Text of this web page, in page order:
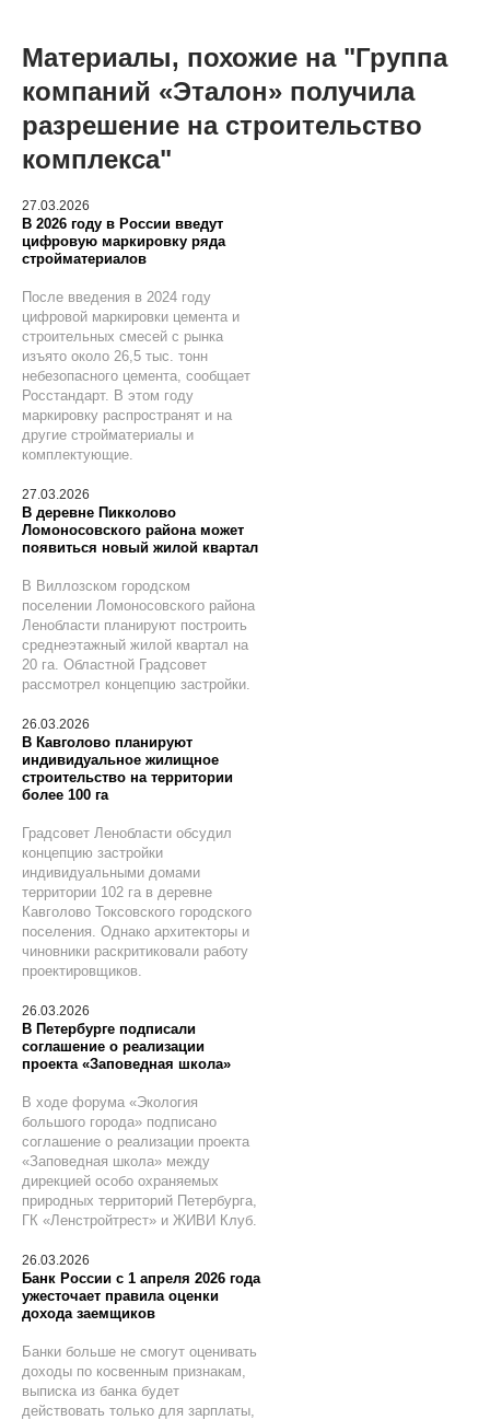
Материалы, похожие на "Группа
компаний «Эталон» получила
разрешение на строительство
комплекса"
27.03.2026
В 2026 году в России введут
цифровую маркировку ряда
стройматериалов
После введения в 2024 году
цифровой маркировки цемента и
строительных смесей с рынка
изъято около 26,5 тыс. тонн
небезопасного цемента, сообщает
Росстандарт. В этом году
маркировку распространят и на
другие стройматериалы и
комплектующие.
27.03.2026
В деревне Пикколово
Ломоносовского района может
появиться новый жилой квартал
В Виллозском городском
поселении Ломоносовского района
Ленобласти планируют построить
среднеэтажный жилой квартал на
20 га. Областной Градсовет
рассмотрел концепцию застройки.
26.03.2026
В Кавголово планируют
индивидуальное жилищное
строительство на территории
более 100 га
Градсовет Ленобласти обсудил
концепцию застройки
индивидуальными домами
территории 102 га в деревне
Кавголово Токсовского городского
поселения. Однако архитекторы и
чиновники раскритиковали работу
проектировщиков.
26.03.2026
В Петербурге подписали
соглашение о реализации
проекта «Заповедная школа»
В ходе форума «Экология
большого города» подписано
соглашение о реализации проекта
«Заповедная школа» между
дирекцией особо охраняемых
природных территорий Петербурга,
ГК «Ленстройтрест» и ЖИВИ Клуб.
26.03.2026
Банк России с 1 апреля 2026 года
ужесточает правила оценки
дохода заемщиков
Банки больше не смогут оценивать
доходы по косвенным признакам,
выписка из банка будет
действовать только для зарплаты,